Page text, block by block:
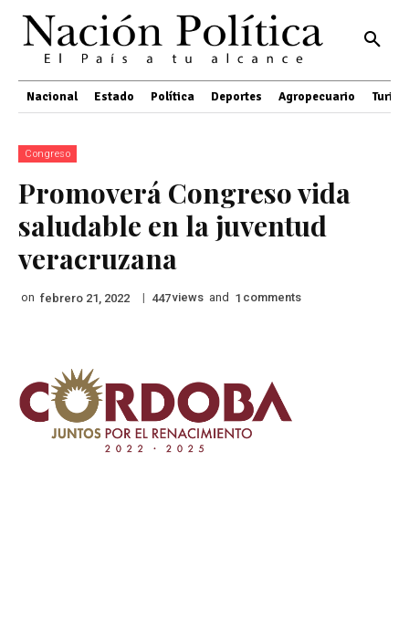
Nacional Estado Política Deportes Agropecuario
Congreso
Promoverá Congreso vida
saludable en la juventud
veracruzana
on febrero 21, 2022 | 447views and 1 comments